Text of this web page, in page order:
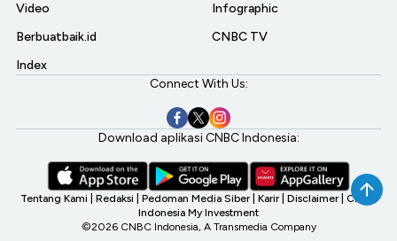
Video
Berbuatbaik.id
Index
Infographic
CNBC TV
Connect With Us:
Download aplikasi CNBC Indonesia:
Tentang Kami Redaksi Pedoman Media Siber Karir Disclaimer CNBC
Indonesia My Investment
©2026 CNBC Indonesia, A Transmedia Company